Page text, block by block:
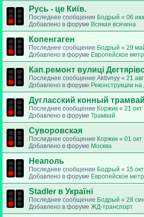
Русь - це Київ.
Последнее сообщение Бодрый « 06
Добавлено в форуме Всякая всячина
Копенгаген
Последнее сообщение Бодрый « 29
Добавлено в форуме Европейское
Кап.ремонт вулиці
Последнее сообщение Aktivnyy « 21
Добавлено в форуме Реконструкции на
Дугласский конный
Последнее сообщение Коржик « 21 окт
Добавлено в форуме Трамвай
Суворовская
Последнее сообщение Коржик « 01
Добавлено в форуме Москва
Неаполь
Последнее сообщение Бодрый « 15
Добавлено в форуме Европейское
Stadler в Україні
Последнее сообщение Бодрый « 28
Добавлено в форуме ЖД-транспорт